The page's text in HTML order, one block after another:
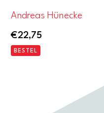
Andreas Hünecke
€22,75
BESTEL